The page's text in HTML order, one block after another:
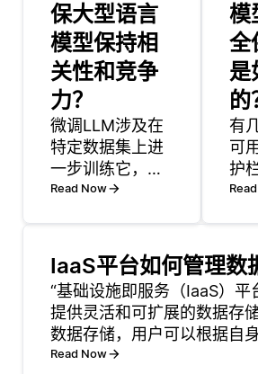
保大型语言
模型保持相
关性和竞争
力？
微调LLM涉及在
特定数据集上进
一步训练它，以
使其适应您的用
型，并管理一个
符合您要求的数
据集。例如，如
果您正在构建法
律助理，请使用
法律文档和案例
Read Now
模
全
是
的
有
可
护
见
库
训
架
定
模
IaaS平台如何管理数
“基础设施即服务（IaaS）平
提供灵活和可扩展的数据存
数据存储，用户可以根据自
处理数据。IaaS 解决方案通
Read Now